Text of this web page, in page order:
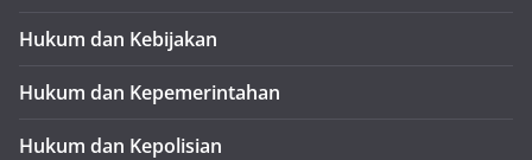
Hukum dan Kebijakan
Hukum dan Kepemerintahan
Hukum dan Kepolisian